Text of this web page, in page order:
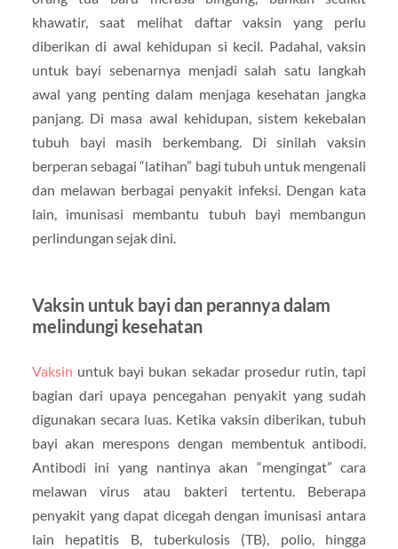
khawatir, saat melihat daftar vaksin yang perlu
diberikan di awal kehidupan si kecil. Padahal, vaksin
untuk bayi sebenarnya menjadi salah satu langkah
awal yang penting dalam menjaga kesehatan jangka
panjang. Di masa awal kehidupan, sistem kekebalan
tubuh bayi masih berkembang. Di sinilah vaksin
berperan sebagai “latihan” bagi tubuh untuk mengenali
dan melawan berbagai penyakit infeksi. Dengan kata
lain, imunisasi membantu tubuh bayi membangun
perlindungan sejak dini.
Vaksin untuk bayi dan perannya dalam
melindungi kesehatan
Vaksin untuk bayi bukan sekadar prosedur rutin, tapi
bagian dari upaya pencegahan penyakit yang sudah
digunakan secara luas. Ketika vaksin diberikan, tubuh
bayi akan merespons dengan membentuk antibodi.
Antibodi ini yang nantinya akan “mengingat” cara
melawan virus atau bakteri tertentu. Beberapa
penyakit yang dapat dicegah dengan imunisasi antara
lain hepatitis B, tuberkulosis (TB), polio, hingga